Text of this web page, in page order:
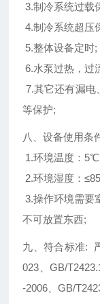
3.制冷系统过载
4.制冷系统超压
5.整体设备定时;
6.水泵过热，过
7.其它还有漏电
等保护;
八、设备使用条
1.环境温度：
2.环境湿度：≤
3.操作环境需要
不可放置东西;
九、符合标准:
023、GB/
-2006 、GB/